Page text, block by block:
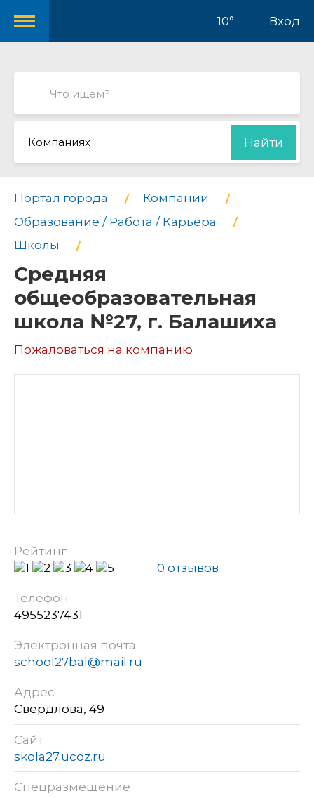
10° Вход
Компаниях Найти
Портал города
Компании
Образование / Работа / Карьера
Школы
Средняя
общеобразовательная
школа №27, г. Балашиха
Пожаловаться на компанию
Рейтинг
0 отзывов
Телефон
4955237431
Электронная почта
school27bal@mail.ru
Адрес
Свердлова, 49
Сайт
skola27.ucoz.ru
Спецразмещение